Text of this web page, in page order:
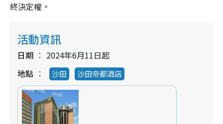
終決定權。
活動資訊
日期
2024年6月11日起
地點
沙田 沙田帝都酒店